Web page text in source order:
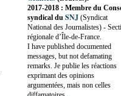
2017-2018 : Membre du
syndical du SNJ (Syndicat
National des Journalistes) -
régionale d’Île-de-France.
I have published documented
messages, but not defamating
remarks. Je publie les réactions
exprimant des opinions
argumentées, mais non celles